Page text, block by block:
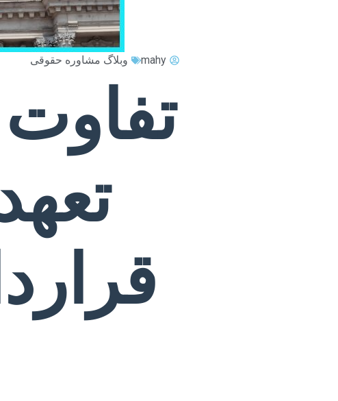
mahy وبلاگ مشاوره حقوقی
تفاوت